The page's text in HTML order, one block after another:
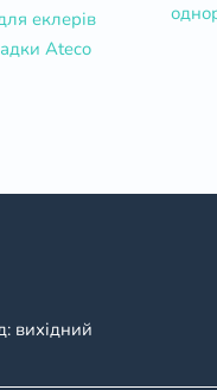
еклерів
Ateco
вихідний